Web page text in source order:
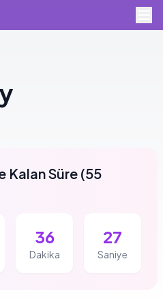
Kalan Süre(55
36
Dakika
26
Saniye